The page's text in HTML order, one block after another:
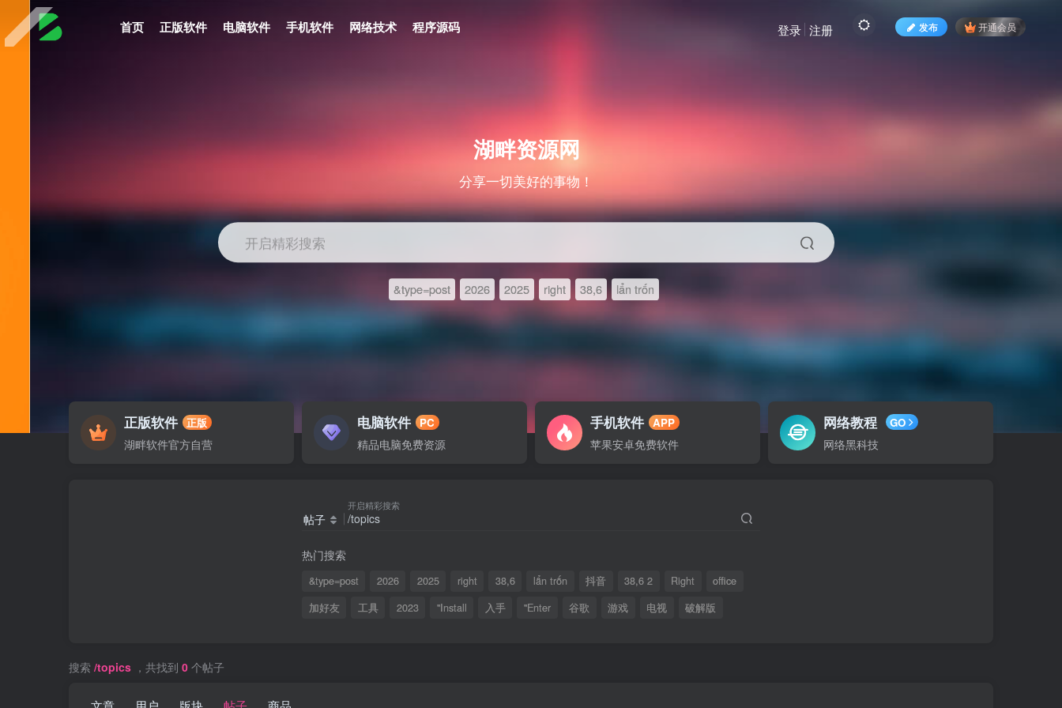
首页 正版软件 电脑软件 手机软件 网络技术 程序源码 发布 开通会员
登录 注册
湖畔资源网
分享一切美好的事物！
开启精彩搜索
&type=post 2026 2025 right 38,6 lẩn trốn
正版软件 正版
湖畔软件官方自营
电脑软件 PC
精品电脑免费资源
手机软件 APP
苹果安卓免费软件
网络教程 GO
网络黑科技
帖子
开启精彩搜索
热门搜索
&type=post 2026 2025 right 38,6 lẩn trốn 抖音 38,6 2 Right
office
加好友
工具 2023 "Install 入手 "Enter 谷歌 游戏 电视 破解版
搜索 /topics ，共找到 0 个帖子